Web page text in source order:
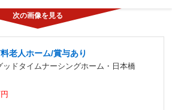
老人ホーム/賞与あり
ドタイムナーシングホーム・日本橋